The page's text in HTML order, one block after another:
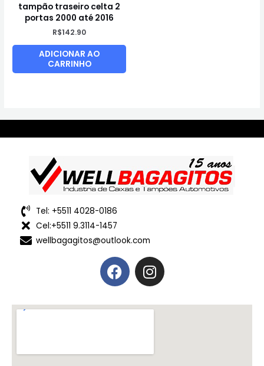
tampão traseiro celta 2
portas 2000 até 2016
R$142.90
ADICIONAR AO
CARRINHO
Tel: +5511 4028-0186
Cel:+5511 9.3114-1457
wellbagagitos@outlook.com